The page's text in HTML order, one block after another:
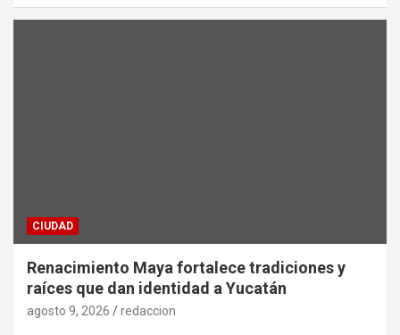
CIUDAD
Renacimiento Maya fortalece tradiciones y
raíces que dan identidad a Yucatán
agosto 9, 2026 redaccion